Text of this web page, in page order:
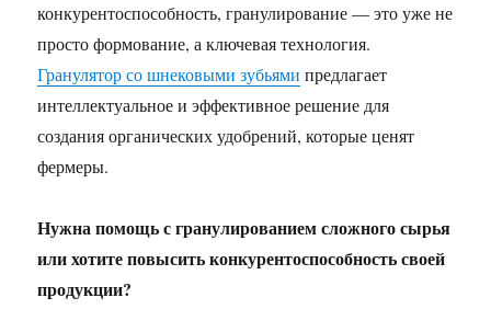
конкурентоспособность, гранулирование — это уже не
просто формование, а ключевая технология.
Гранулятор со шнековыми зубьями предлагает
интеллектуальное и эффективное решение для
создания органических удобрений, которые ценят
фермеры.
Нужна помощь с гранулированием сложного сырья
или хотите повысить конкурентоспособность своей
продукции?